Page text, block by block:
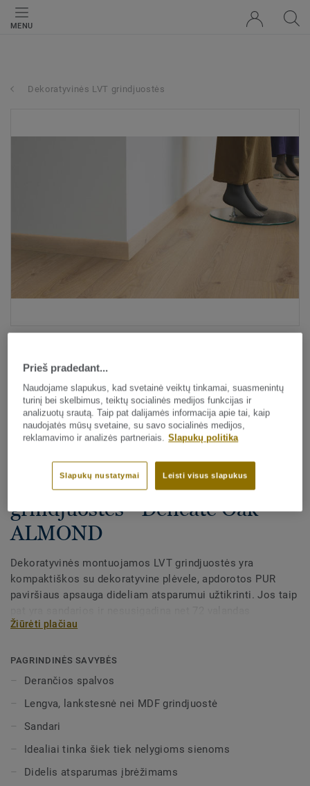
MENU
Dekoratyvinės LVT grindjuostės
Visi dekorai (175)
Visi priedai|Apdaila|Grindjuostės
Dekoratyvinės LVT
grindjuostės - Delicate Oak
ALMOND
Dekoratyvinės montuojamos LVT grindjuostės yra
kompaktiškos su dekoratyvine plėvele, apdorotos PUR
paviršiaus apsauga dideliam atsparumui užtikrinti. Jos taip
mirkomos vandenyje. Gali būti dviejų aukščių – 60 mm ir
spalvų pilnai apdailai užtikrinti. Dekoratyvinės
montuojamos grindjuostės dera su visomis LVT grindimis
(Glue-Down, Click ir Loose-Lay).
Žiūrėti plačiau
PAGRINDINĖS SAVYBĖS
Derančios spalvos
Lengva, lankstesnė nei MDF grindjuostė
Sandari
Idealiai tinka šiek tiek nelygioms sienoms
Didelis atsparumas įbrėžimams
Prieš pradedant...
Naudojame slapukus, kad svetainė veiktų tinkamai, suasmenintų
turinį bei skelbimus, teiktų socialinės medijos funkcijas ir
analizuotų srautą. Taip pat dalijamės informacija apie tai, kaip
naudojatės mūsų svetaine, su savo socialinės medijos,
reklamavimo ir analizės partneriais. Slapukų politika
Leisti visus slapukus
Slapukų nustatymai